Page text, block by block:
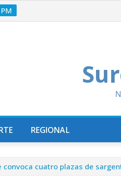
REGIONAL
cuatro plazas de